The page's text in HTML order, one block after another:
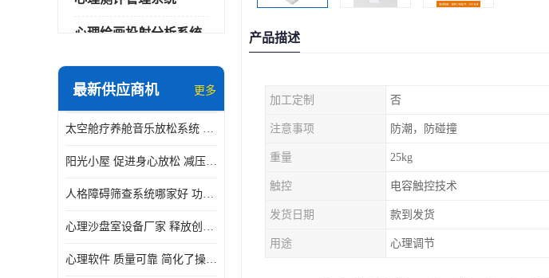
心理绘画投射分析系统
可变速催眠放松催眠套件
智能反馈训练系统
便携式生物反馈仪
最新供应商机 更多
太空舱疗养舱音乐放松系统 使用方便 可实时监测
阳光小屋 促进身心放松 减压放松音乐椅
人格障碍筛查系统哪家好 功能丰富 支持多级用户管理
心理沙盘室设备厂家 释放创造力 有利于集中和加强心理注意力
心理软件 质量可靠 简化了操作的步骤
产品描述
加工定制 否
注意事项 防潮，防碰撞
重量 25kg
触控 电容触控技术
发货日期 款到发货
用途 心理调节